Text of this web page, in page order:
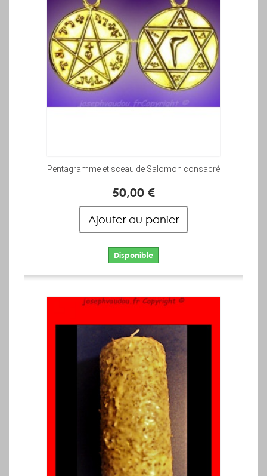
Pentagramme et sceau de Salomon consacré
50,00 €
Ajouter au panier
Disponible